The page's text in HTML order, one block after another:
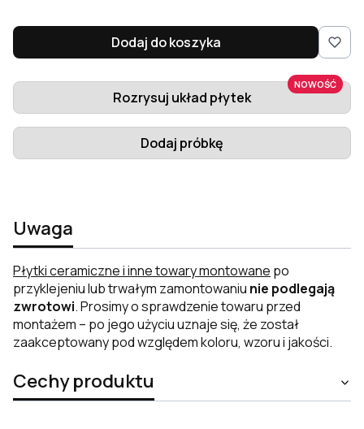
Dodaj do koszyka
NOWOŚĆ
Rozrysuj układ płytek
Dodaj próbkę
Uwaga
Płytki ceramiczne i inne towary montowane po
przyklejeniu lub trwałym zamontowaniu nie podlegają
zwrotowi. Prosimy o sprawdzenie towaru przed
montażem – po jego użyciu uznaje się, że został
zaakceptowany pod względem koloru, wzoru i jakości.
Cechy produktu